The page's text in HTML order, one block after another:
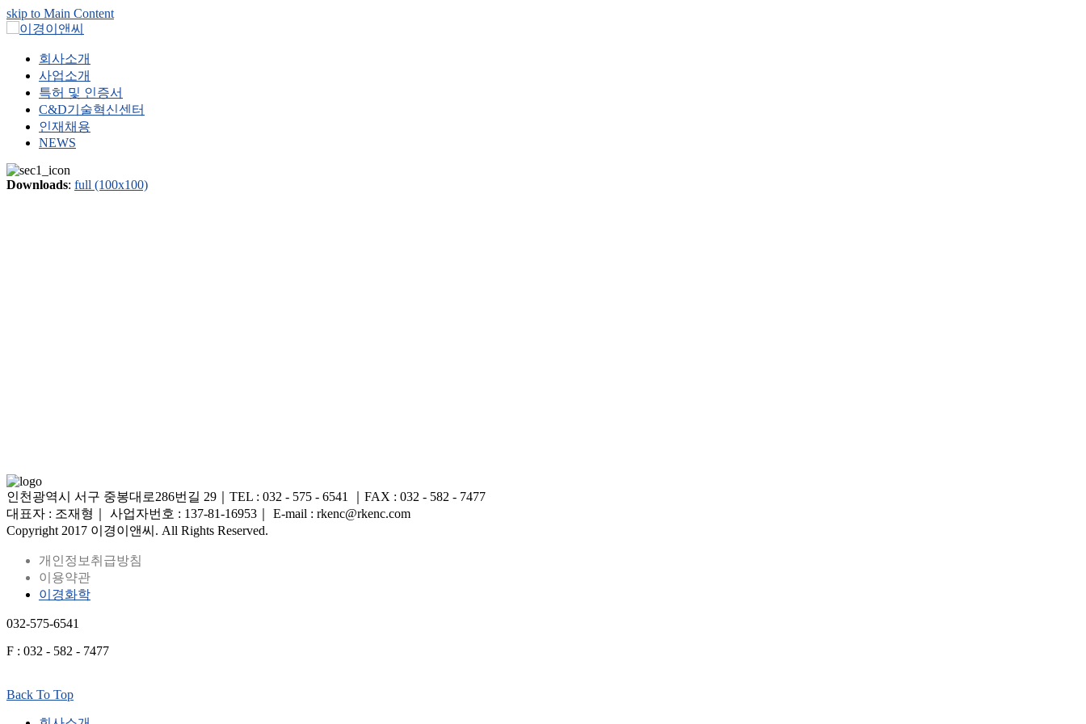
skip to Main Content
회사소개
사업소개
특허 및 인증서
C&D기술혁신센터
인재채용
NEWS
Downloads: full (100x100)
인천광역시 서구 중봉대로286번길 29｜TEL : 032 - 575 - 6541 ｜FAX : 032 - 582 - 7477
대표자 : 조재형｜ 사업자번호 : 137-81-16953｜ E-mail : rkenc@rkenc.com
Copyright 2017 이경이앤씨. All Rights Reserved.
개인정보취급방침
이용약관
이경화학
032-575-6541
F : 032 - 582 - 7477
Back To Top